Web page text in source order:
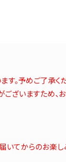
。予めご了承く
ざいますため、
いてからのお楽